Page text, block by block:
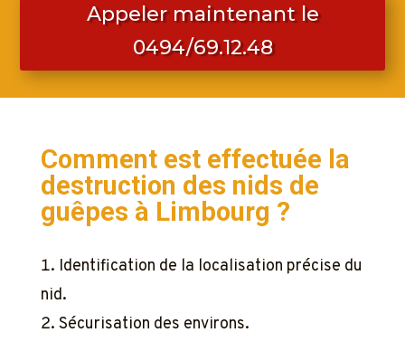
Appeler maintenant le
0494/69.12.48
Comment est effectuée la
destruction des nids de
guêpes à Limbourg ?
Identification de la localisation précise du
nid.
Sécurisation des environs.